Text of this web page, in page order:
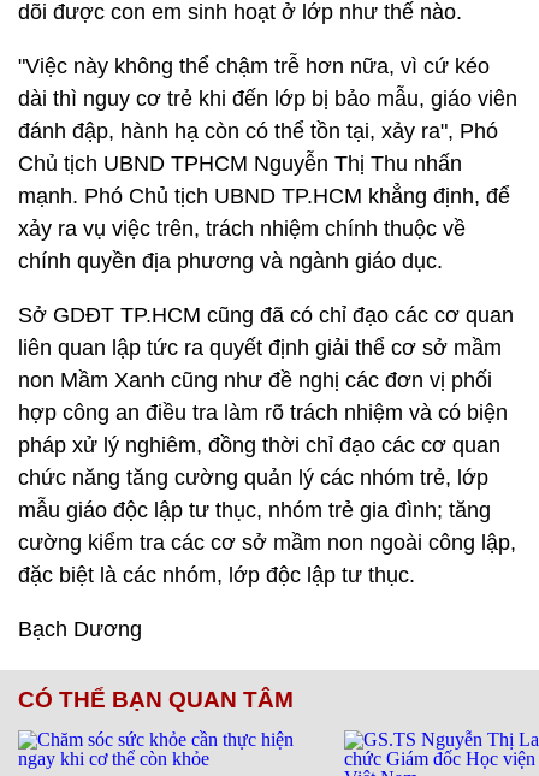
dõi được con em sinh hoạt ở lớp như thế nào.
"Việc này không thể chậm trễ hơn nữa, vì cứ kéo
dài thì nguy cơ trẻ khi đến lớp bị bảo mẫu, giáo viên
đánh đập, hành hạ còn có thể tồn tại, xảy ra", Phó
Chủ tịch UBND TPHCM Nguyễn Thị Thu nhấn
mạnh. Phó Chủ tịch UBND TP.HCM khẳng định, để
xảy ra vụ việc trên, trách nhiệm chính thuộc về
chính quyền địa phương và ngành giáo dục.
Sở GDĐT TP.HCM cũng đã có chỉ đạo các cơ quan
liên quan lập tức ra quyết định giải thể cơ sở mầm
non Mầm Xanh cũng như đề nghị các đơn vị phối
hợp công an điều tra làm rõ trách nhiệm và có biện
pháp xử lý nghiêm, đồng thời chỉ đạo các cơ quan
chức năng tăng cường quản lý các nhóm trẻ, lớp
mẫu giáo độc lập tư thục, nhóm trẻ gia đình; tăng
cường kiểm tra các cơ sở mầm non ngoài công lập,
đặc biệt là các nhóm, lớp độc lập tư thục.
Bạch Dương
CÓ THỂ BẠN QUAN TÂM